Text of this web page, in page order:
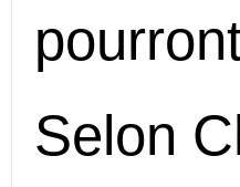
Selon